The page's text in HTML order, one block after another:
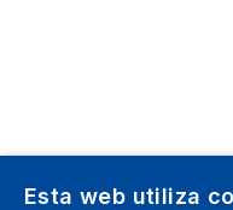
Esta web utiliza